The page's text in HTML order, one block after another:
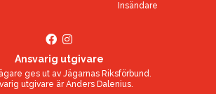
Insändare
Ansvarig utgivare
ges ut av Jägarnas Riksförbund.
utgivare ärAnders Dalenius.